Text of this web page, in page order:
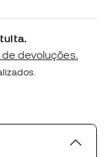
devoluções.